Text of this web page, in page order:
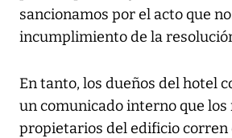
sancionamos por el acto que
incumplimiento de la
En tanto, los dueños del hotel
un comunicado interno que los
propietarios del edificio corren